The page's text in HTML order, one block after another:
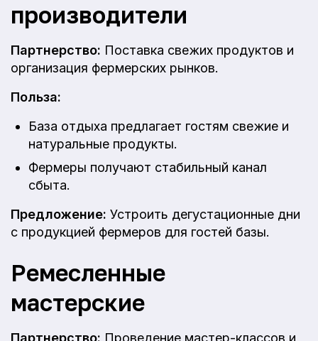
производители
Партнерство: Поставка свежих продуктов и
организация фермерских рынков.
Польза:
База отдыха предлагает гостям свежие и
натуральные продукты.
Фермеры получают стабильный канал
сбыта.
Предложение: Устроить дегустационные дни
с продукцией фермеров для гостей базы.
Ремесленные
мастерские